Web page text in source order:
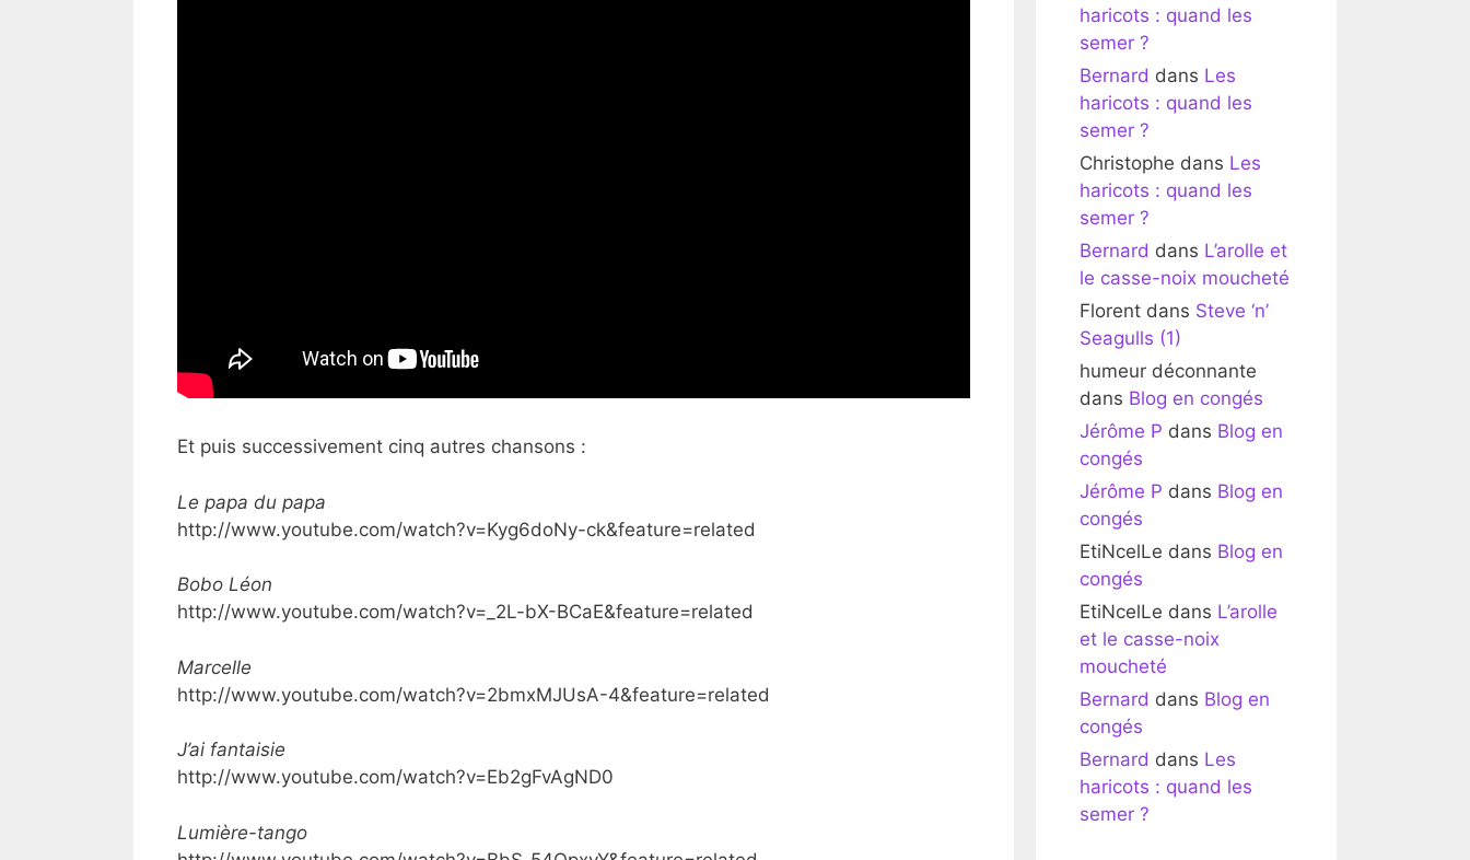
Et puis successivement cinq autres chansons :
Le papa du papa
http://www.youtube.com/watch?v=Kyg6doNy-ck&feature=related
Bobo Léon
http://www.youtube.com/watch?v=_2L-bX-BCaE&feature=related
Marcelle
http://www.youtube.com/watch?v=2bmxMJUsA-4&feature=related
J’ai fantaisie
http://www.youtube.com/watch?v=Eb2gFvAgND0
Lumière-tango
haricots : quand les
semer ?
Bernard dans Les
haricots : quand les
semer ?
Christophe dans Les
haricots : quand les
semer ?
Bernard dans L’arolle et
le casse-noix moucheté
Florent dans Steve ‘n’
Seagulls (1)
humeur déconnante
dans Blog en congés
Jérôme P dans Blog en
congés
Jérôme P dans Blog en
congés
EtiNcelLe dans Blog en
congés
EtiNcelLe dans L’arolle
et le casse-noix
moucheté
Bernard dans Blog en
congés
Bernard dans Les
haricots : quand les
semer ?